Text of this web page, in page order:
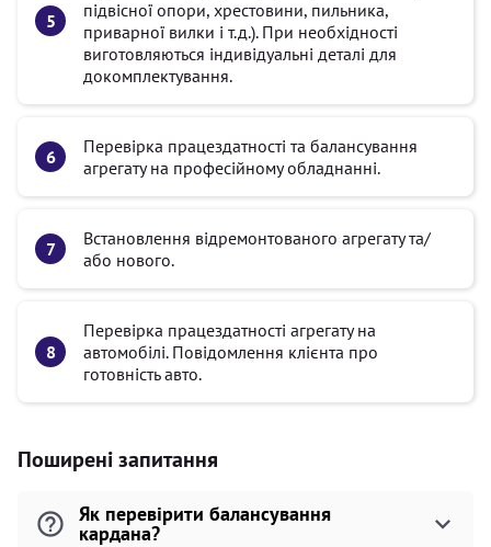
підвісної опори, хрестовини, пильника,
приварної вилки і т.д.). При необхідності
виготовляються індивідуальні деталі для
докомплектування.
Перевірка працездатності та балансування
агрегату на професійному обладнанні.
Встановлення відремонтованого агрегату та/
або нового.
Перевірка працездатності агрегату на
автомобілі. Повідомлення клієнта про
готовність авто.
Поширені запитання
Як перевірити балансування
кардана?